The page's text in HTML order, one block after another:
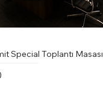
Special Toplantı Masası